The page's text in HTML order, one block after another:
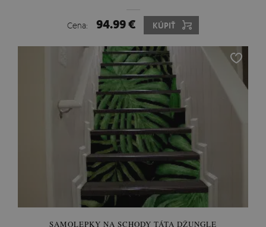
Cena: 94.99 € KÚPIŤ
SAMOLEPKY NA SCHODY TÁTA DŽUNGLE